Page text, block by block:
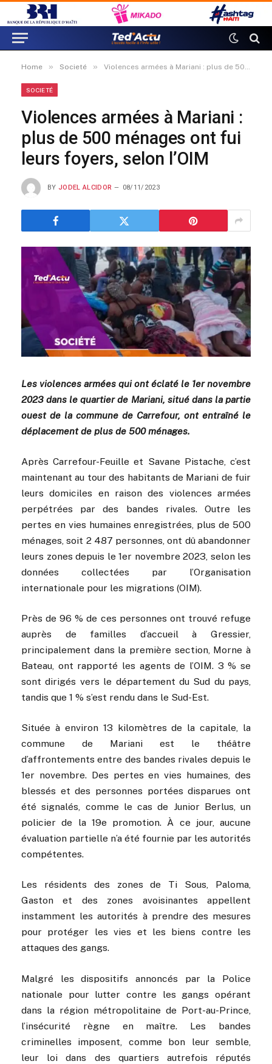
Home » Societé » Violences armées à Mariani : plus de 500 ménages ont fui leurs foyers, selon l’OIM
SOCIETÉ
Violences armées à Mariani :
plus de 500 ménages ont fui
leurs foyers, selon l’OIM
BY JODEL ALCIDOR 08/11/2023
Les violences armées qui ont éclaté le 1er novembre
2023 dans le quartier de Mariani, situé dans la partie
ouest de la commune de Carrefour, ont entraîné le
déplacement de plus de 500 ménages.
Après Carrefour-Feuille et Savane Pistache, c’est
maintenant au tour des habitants de Mariani de fuir
leurs domiciles en raison des violences armées
perpétrées par des bandes rivales. Outre les
pertes en vies humaines enregistrées, plus de 500
ménages, soit 2 487 personnes, ont dû abandonner
leurs zones depuis le 1er novembre 2023, selon les
données collectées par l’Organisation
internationale pour les migrations (OIM).
Près de 96 % de ces personnes ont trouvé refuge
auprès de familles d’accueil à Gressier,
principalement dans la première section, Morne à
Bateau, ont rapporté les agents de l’OIM. 3 % se
sont dirigés vers le département du Sud du pays,
tandis que 1 % s’est rendu dans le Sud-Est.
Située à environ 13 kilomètres de la capitale, la
commune de Mariani est le théâtre
d’affrontements entre des bandes rivales depuis le
1er novembre. Des pertes en vies humaines, des
blessés et des personnes portées disparues ont
été signalés, comme le cas de Junior Berlus, un
policier de la 19e promotion. À ce jour, aucune
évaluation partielle n’a été fournie par les autorités
compétentes.
Les résidents des zones de Ti Sous, Paloma,
Gaston et des zones avoisinantes appellent
instamment les autorités à prendre des mesures
pour protéger les vies et les biens contre les
attaques des gangs.
Malgré les dispositifs annoncés par la Police
nationale pour lutter contre les gangs opérant
dans la région métropolitaine de Port-au-Prince,
l’insécurité règne en maître. Les bandes
criminelles imposent, comme bon leur semble,
leur loi dans des quartiers autrefois réputés